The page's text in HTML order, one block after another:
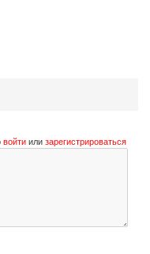
войти или зарегистрироваться